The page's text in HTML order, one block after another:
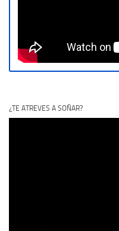
¿TE ATREVES A SOÑAR?